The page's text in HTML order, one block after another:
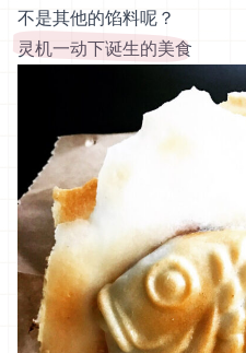
不是其他的馅料呢？
灵机一动下诞生的美食